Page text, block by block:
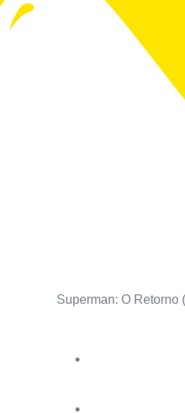
Superman: O Retorno